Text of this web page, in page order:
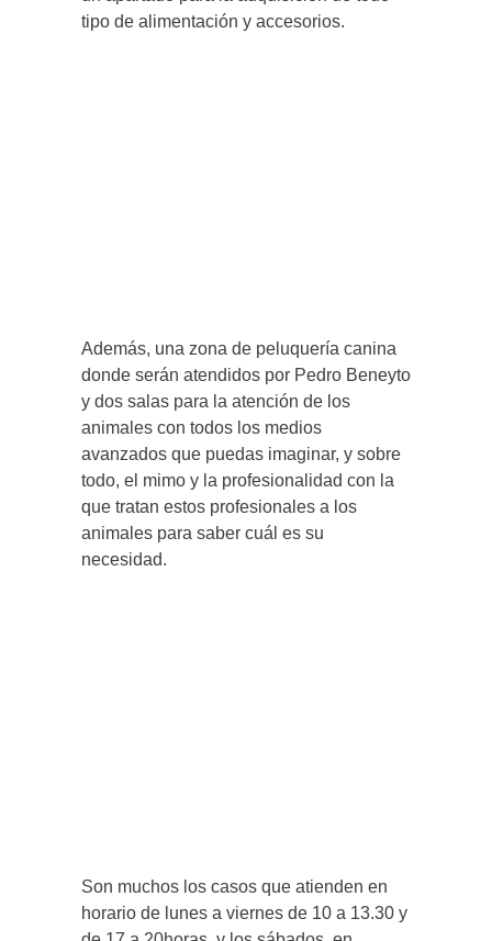
tipo de alimentación y accesorios.
Además, una zona de peluquería canina
donde serán atendidos por Pedro Beneyto
y dos salas para la atención de los
animales con todos los medios
avanzados que puedas imaginar, y sobre
todo, el mimo y la profesionalidad con la
que tratan estos profesionales a los
animales para saber cuál es su
necesidad.
Son muchos los casos que atienden en
horario de lunes a viernes de 10 a 13.30 y